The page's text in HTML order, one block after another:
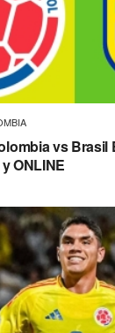
vs Brasil
ONLINE